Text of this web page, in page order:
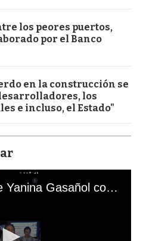
los peores puertos,
por el Banco
en la construcción se
los
e incluso, el Estado"
El mal momento de Yanina Gasañol con un hincha argentino en "Subrayado"